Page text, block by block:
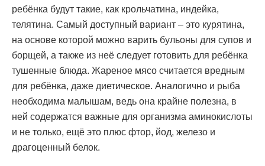
ребёнка будут такие, как крольчатина, индейка,
телятина. Самый доступный вариант – это курятина,
на основе которой можно варить бульоны для супов и
борщей, а также из неё следует готовить для ребёнка
тушенные блюда. Жареное мясо считается вредным
для ребёнка, даже диетическое. Аналогично и рыба
необходима малышам, ведь она крайне полезна, в
ней содержатся важные для организма аминокислоты
и не только, ещё это плюс фтор, йод, железо и
драгоценный белок.